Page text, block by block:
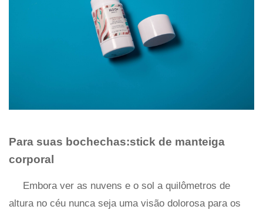
Para suas bochechas:stick de manteiga
corporal
Embora ver as nuvens e o sol a quilômetros de
altura no céu nunca seja uma visão dolorosa para os